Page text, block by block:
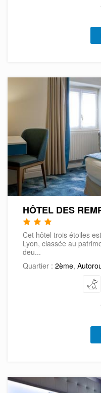
HÔTEL DES
Cet hôtel trois étoiles
Lyon, classée au
deu...
Quartier : 2ème,